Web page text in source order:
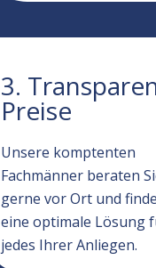
3.
Preise
Unsere komptenten
Fachmänner beraten
gerne vor Ort und
eine optimale Lösung
jedes Ihrer Anliegen.